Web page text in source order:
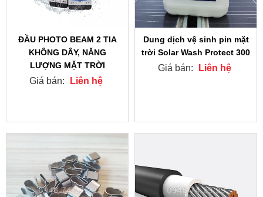
ĐẦU PHOTO BEAM 2 TIA
KHÔNG DÂY, NĂNG
LƯỢNG MẶT TRỜI
Giá bán: Liên hệ
Dung dịch vệ sinh pin mặt
trời Solar Wash Protect 300
Giá bán: Liên hệ